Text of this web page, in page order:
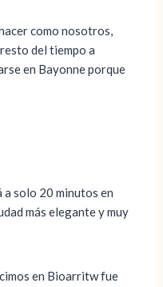
como nosotros,
del tiempo a
en Bayonne porque
solo 20 minutos en
más elegante y muy
en Bioarritw fue